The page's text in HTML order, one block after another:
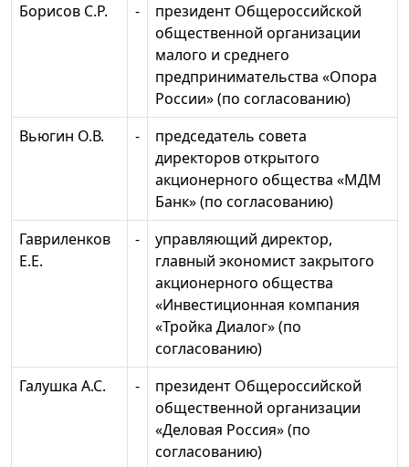
Борисов С.Р.
-
президент Общероссийской
общественной организации
малого и среднего
предпринимательства «Опора
России» (по согласованию)
Вьюгин О.В.
-
председатель совета
директоров открытого
акционерного общества «МДМ
Банк» (по согласованию)
Гавриленков
Е.Е.
-
управляющий директор,
главный экономист закрытого
акционерного общества
«Инвестиционная компания
«Тройка Диалог» (по
согласованию)
Галушка А.С.
-
президент Общероссийской
общественной организации
«Деловая Россия» (по
согласованию)